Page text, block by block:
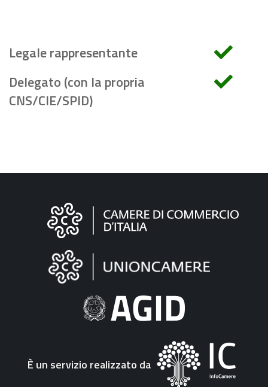
Legale rappresentante
Delegato (con la propria
CNS/CIE/SPID)
Informazioni
"Fattura
Elettronica"
È un servizio realizzato da